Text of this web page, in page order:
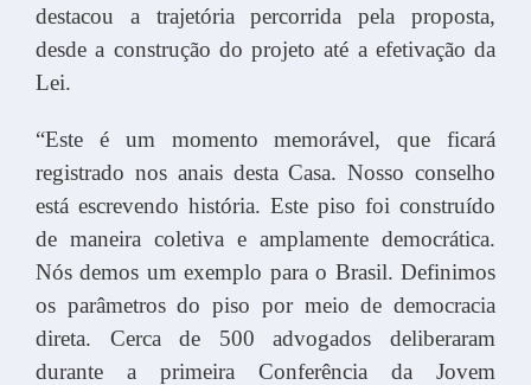
destacou a trajetória percorrida pela proposta,
desde a construção do projeto até a efetivação da
Lei.
“Este é um momento memorável, que ficará
registrado nos anais desta Casa. Nosso conselho
está escrevendo história. Este piso foi construído
de maneira coletiva e amplamente democrática.
Nós demos um exemplo para o Brasil. Definimos
os parâmetros do piso por meio de democracia
direta. Cerca de 500 advogados deliberaram
durante a primeira Conferência da Jovem